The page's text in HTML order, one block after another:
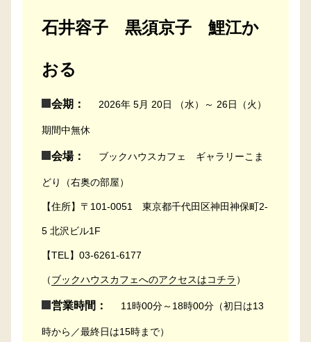
石井容子 黒須京子 鯉江か
おる
会期： 2026年 5月 20日 （水）～ 26日（火）
期間中無休
会場： ブックハウスカフェ ギャラリーこま
どり（右奥の部屋）
【住所】〒101-0051 東京都千代田区神田神保町2-
5 北沢ビル1F
【TEL】03-6261-6177
（ブックハウスカフェへのアクセスはコチラ ）
営業時間： 11時00分～18時00分（初日は13
時から／最終日は15時まで）